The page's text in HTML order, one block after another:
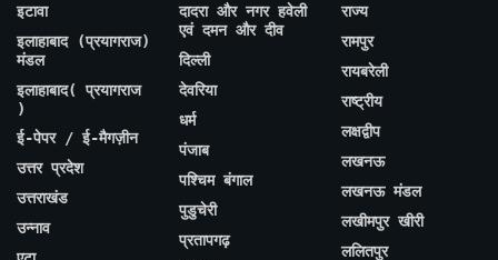
इटावा
इलाहाबाद (प्रयागराज)
मंडल
इलाहाबाद( प्रयागराज
)
ई-पेपर / ई-मैगज़ीन
उत्तर प्रदेश
उत्तराखंड
उन्नाव
दादरा और नगर हवेली
एवं दमन और दीव
दिल्ली
देवरिया
धर्म
पंजाब
पश्चिम बंगाल
पुडुचेरी
प्रतापगढ़
राज्य
रामपुर
रायबरेली
राष्ट्रीय
लक्षद्वीप
लखनऊ
लखनऊ मंडल
लखीमपुर खीरी
ललितपुर